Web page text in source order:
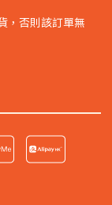
，否則該訂單無